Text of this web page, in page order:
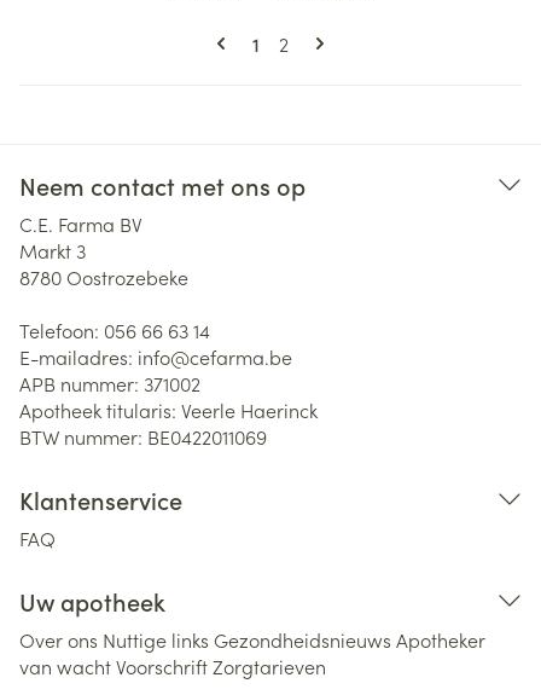
Pagina's
U lees momenteel pagina
1 Pagina
2
Neem contact met ons op
C.E. Farma BV
Markt 3
8780Oostrozebeke
Telefoon: 056 66 63 14
E-mailadres: info@cefarma.be
APB nummer: 371002
Apotheek titularis: Veerle Haerinck
BTW nummer: BE0422011069
Klantenservice
FAQ
Uw apotheek
Over ons Nuttige links Gezondheidsnieuws Apotheker
van wachtVoorschriftZorgtarieven